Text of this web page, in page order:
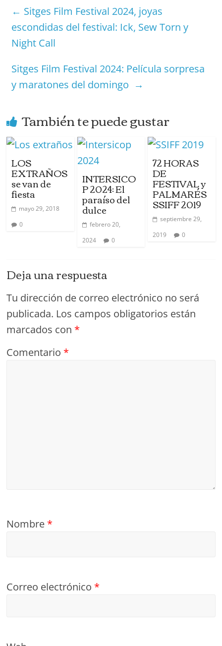
o
o
k
n p
p
m
e
ar
tir
← Sitges Film Festival 2024, joyas
escondidas del festival: Ick, Sew Torn y
Night Call
Sitges Film Festival 2024: Película sorpresa
y maratones del domingo →
También te puede gustar
LOS
EXTRAÑOS
se van de
fiesta
mayo 29, 2018
0
INTERSICO
P 2024: El
paraíso del
dulce
febrero 20,
2024
0
72 HORAS
DE
FESTIVAL y
PALMARÉS
SSIFF 2019
septiembre 29,
2019
0
Deja una respuesta
Tu dirección de correo electrónico no será
publicada. Los campos obligatorios están
marcados con *
Comentario *
Nombre *
Correo electrónico *